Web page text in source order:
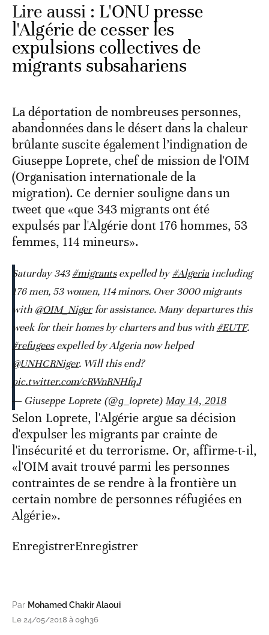
Lire aussi : L'ONU presse
l'Algérie de cesser les
expulsions collectives de
migrants subsahariens
La déportation de nombreuses personnes,
abandonnées dans le désert dans la chaleur
brûlante suscite également l’indignation de
Giuseppe Loprete, chef de mission de l'OIM
(Organisation internationale de la
migration). Ce dernier souligne dans un
tweet que «que 343 migrants ont été
expulsés par l'Algérie dont 176 hommes, 53
femmes, 114 mineurs».
Saturday 343#migrantsexpelled by#Algeriaincluding
176 men, 53 women, 114 minors. Over 3000 migrants
with @OIM_Nigerfor assistance. Many departures this
week for their homes by charters and bus with #EUTF.
#refugeesexpelled by Algeria now helped
@UNHCRNiger. Will this end?
pic.twitter.com/cRWnRNHfqJ
— Giuseppe Loprete (@g_loprete) May 14, 2018
Selon Loprete, l'Algérie argue sa décision
d'expulser les migrants par crainte de
l'insécurité et du terrorisme. Or, affirme-t-il,
«l'OIM avait trouvé parmi les personnes
contraintes de se rendre à la frontière un
certain nombre de personnes réfugiées en
Algérie».
EnregistrerEnregistrer
Par Mohamed Chakir Alaoui
Le 24/05/2018 à 09h36